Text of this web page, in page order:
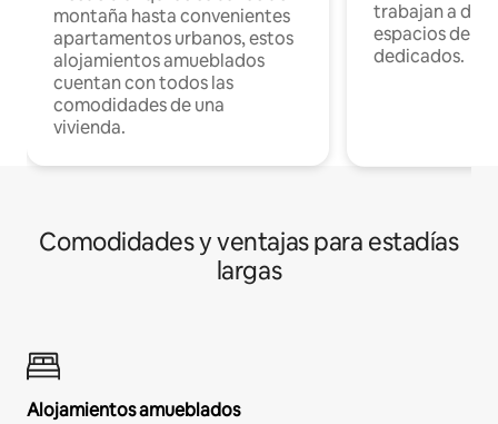
montaña hasta convenientes
apartamentos urbanos, estos
alojamientos amueblados
cuentan con todos las
comodidades de una
vivienda.
trabajan a
espacios de
dedicados.
Comodidades y ventajas para estadías
largas
Alojamientos amueblados